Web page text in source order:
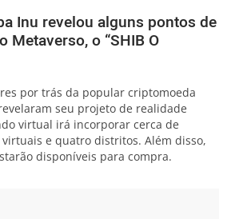
Inu revelou alguns pontos de
Metaverso, o “SHIB O
por trás da popular criptomoeda
seu projeto de realidade
virtual irá incorporar cerca de
virtuais e quatro distritos. Além disso,
disponíveis para compra.